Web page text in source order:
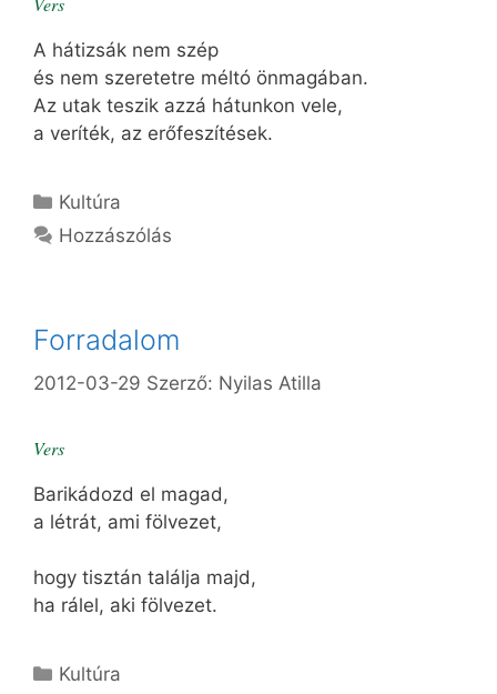
A hátizsák nem szép
és nem szeretetre méltó önmagában.
Az utak teszik azzá hátunkon vele,
a veríték, az erőfeszítések.
Kategória
Kultúra
Hozzászólás
Forradalom
2012-03-29 Szerző: Nyilas Atilla
Vers
Barikádozd el magad,
a létrát, ami fölvezet,
hogy tisztán találja majd,
ha rálel, aki fölvezet.
Kategória
Kultúra